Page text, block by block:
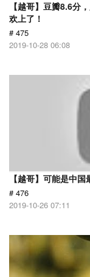
【越哥】豆瓣8.6分
欢上了！
# 475
2019-10-28 06:08
【越哥】可能是中
# 476
2019-10-26 07:11